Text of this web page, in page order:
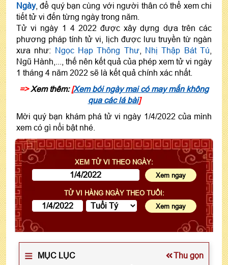
Ngày, để quý bạn cùng với người thân có thể xem chi
tiết tử vi đến từng ngày trong năm.
Tử vi ngày 1 4 2022 được xây dựng dựa trên các
phương pháp tính tử vi, lịch được lưu truyền từ ngàn
xưa như: Ngọc Hạp Thông Thư, Nhị Thập Bát Tú
Ngũ Hành,..., thế nên kết quả của phép xem tử vi ngày
1 tháng 4 năm 2022 sẽ là kết quả chính xác nhất.
=>Xem thêm:[Xem bói ngày mai có may mắn không
qua các lá bài]
Mời quý bạn khám phá tử vi ngày 1/4/2022 của mình
xem có gì nổi bật nhé.
XEM TỬ VI THEO NGÀY:
TỬ VI HÀNG NGÀY THEO TUỔI:
MỤC LỤC
Thu gọn